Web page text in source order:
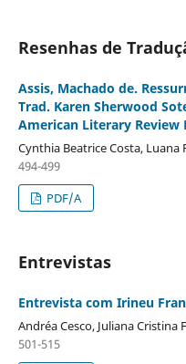
Resenhas de
Assis, Machado de.
Trad. Karen Sherwood
American Literary Review
Cynthia Beatrice Costa, Luana
494-499
PDF/A
Entrevistas
Entrevista com Irineu
Andréa Cesco, Juliana Cristina
501-515